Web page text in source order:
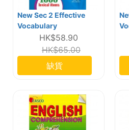
New Sec 2 Effective
Vocabulary
HK$58.90
HK$65.00
缺貨